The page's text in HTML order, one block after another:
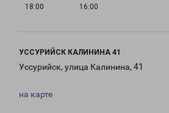
18:00
16:00
УССУРИЙСК КАЛИНИНА 41
Уссурийск, улица Калинина, 41
на карте